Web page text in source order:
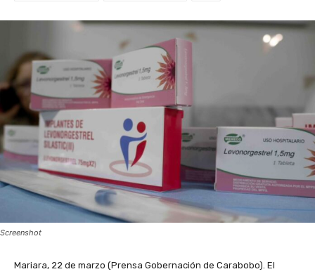
Screenshot
Mariara, 22 de marzo (Prensa Gobernación de Carabobo). El